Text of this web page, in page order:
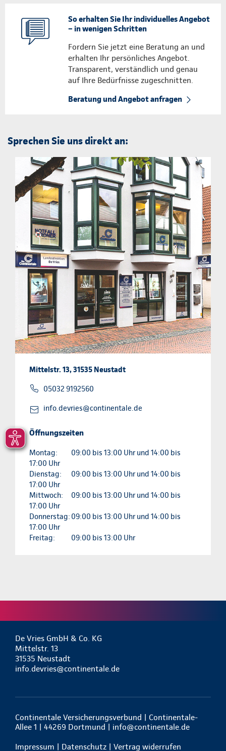
So erhalten Sie Ihr individuelles Angebot
– in wenigen Schritten
Fordern Sie jetzt eine Beratung an und
erhalten Ihr persönliches Angebot.
Transparent, verständlich und genau
auf Ihre Bedürfnisse zugeschnitten.
Beratung und Angebot anfragen
Sprechen Sie uns direkt an:
Mittelstr. 13, 31535 Neustadt
05032 9192560
info.devries@continentale.de
Öffnungszeiten
Montag:
09:00 bis 13:00 Uhr und 14:00 bis
17:00 Uhr
Dienstag:
09:00 bis 13:00 Uhr und 14:00 bis
17:00 Uhr
Mittwoch:
09:00 bis 13:00 Uhr und 14:00 bis
17:00 Uhr
Donnerstag: 09:00 bis 13:00 Uhr und 14:00 bis
17:00 Uhr
Freitag:
09:00 bis 13:00 Uhr
De Vries GmbH & Co. KG
Mittelstr. 13
31535 Neustadt
info.devries@continentale.de
Continentale Versicherungsverbund | Continentale-
Allee 1 | 44269 Dortmund | info@continentale.de
Impressum | Datenschutz | Vertrag widerrufen